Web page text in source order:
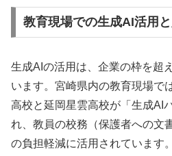
教育現場での生成AI活用
生成AIの活用は、企業の枠を超
います。宮崎県内の教育現場で
高校と延岡星雲高校が「生成AI
れ、教員の校務（保護者への文
の負担軽減に活用されています